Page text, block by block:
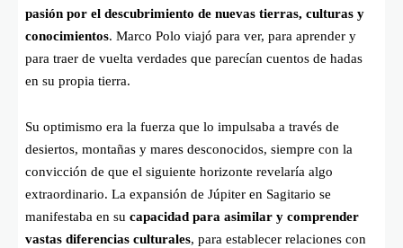
pasión por el descubrimiento de nuevas tierras, culturas y
conocimientos. Marco Polo viajó para ver, para aprender y
para traer de vuelta verdades que parecían cuentos de hadas
en su propia tierra.
Su optimismo era la fuerza que lo impulsaba a través de
desiertos, montañas y mares desconocidos, siempre con la
convicción de que el siguiente horizonte revelaría algo
extraordinario. La expansión de Júpiter en Sagitario se
manifestaba en su capacidad para asimilar y comprender
vastas diferencias culturales, para establecer relaciones con